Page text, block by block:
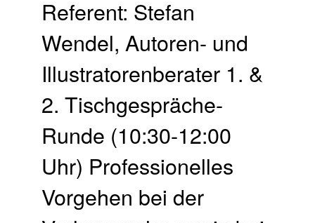
Referent: Stefan
Wendel, Autoren- und
Illustratorenberater 1. &
2. Tischgespräche-
Runde (10:30-12:00
Uhr) Professionelles
Vorgehen bei der